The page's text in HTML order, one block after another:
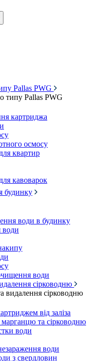
Pallas PWG
типу Pallas PWG
картриджа
осмосу
квартир
кавоварок
будинку
води в будинку
води
води
сірководню
видалення сірководню
від заліза
марганцю та сірководню
води
води
з свердловин